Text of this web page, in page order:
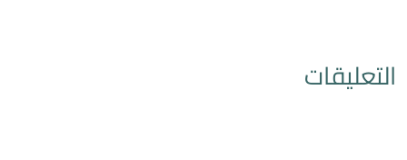
التعليقات